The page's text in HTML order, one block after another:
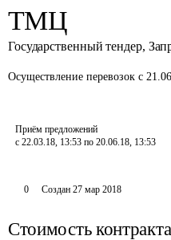
ТМЦ
Государственный тендер,
Осуществление перевозок с
Приём предложений
с 22.03.18, 13:53 по 20.06.18, 13:53
0 Создан 27 мар 2018
Стоимость контракта